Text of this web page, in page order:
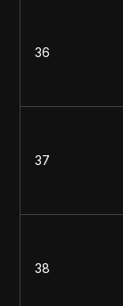
36
37
38